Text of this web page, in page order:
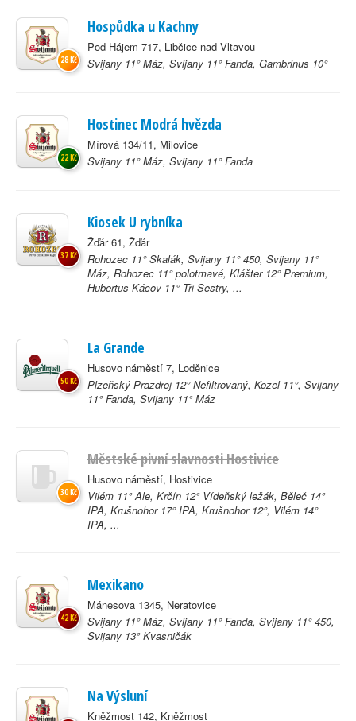
Hospůdka u Kachny
Pod Hájem 717, Libčice nad Vltavou
Svijany 11° Máz, Svijany 11° Fanda, Gambrinus 10°
28 Kč
Hostinec Modrá hvězda
Mírová 134/11, Milovice
Svijany 11° Máz, Svijany 11° Fanda
22 Kč
Kiosek U rybníka
Žďár 61, Žďár
Rohozec 11° Skalák, Svijany 11° 450, Svijany 11°
Máz, Rohozec 11° polotmavé, Klášter 12° Premium,
Hubertus Kácov 11° Tři Sestry, ...
37 Kč
La Grande
Husovo náměstí 7, Loděnice
Plzeňský Prazdroj 12° Nefiltrovaný, Kozel 11°, Svijany
11° Fanda, Svijany 11° Máz
50 Kč
Městské pivní slavnosti Hostivice
Husovo náměstí, Hostivice
Vilém 11° Ale, Krčín 12° Vídeňský ležák, Běleč 14°
IPA, Krušnohor 17° IPA, Krušnohor 12°, Vilém 14°
IPA, ...
30 Kč
Mexikano
Mánesova 1345, Neratovice
Svijany 11° Máz, Svijany 11° Fanda, Svijany 11° 450,
Svijany 13° Kvasničák
42 Kč
Na Výsluní
Kněžmost 142, Kněžmost